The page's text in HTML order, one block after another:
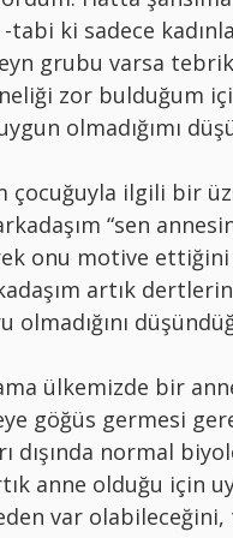
tabi ki sadece
grubu varsa
zor bulduğum
olmadığımı
çocuğuyla ilgili bir
“sen
onu motive
artık
olmadığını
ülkemizde bir
göğüs germesi
dışında normal
anne olduğu için
var